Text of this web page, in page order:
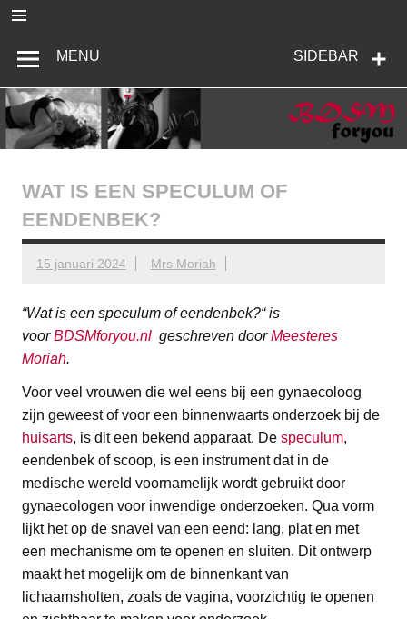
naar
inhoud
BDSMforyou
SIDEBAR
MENU
WAT IS EEN SPECULUM OF
EENDENBEK?
15 januari 2024 Mrs Moriah
“Wat is een speculum of eendenbek?“ is
voorBDSMforyou.nl geschreven doorMeesteres
Moriah.
Voor veel vrouwen die wel eens bij een gynaecoloog
zijn geweest of voor een binnenwaarts onderzoek bij de
huisarts, is dit een bekend apparaat. De speculum,
eendenbek of scoop, is een instrument dat in de
medische wereld voornamelijk wordt gebruikt door
gynaecologen voor inwendige onderzoeken. Qua vorm
lijkt het op de snavel van een eend: lang, plat en met
een mechanisme om te openen en sluiten. Dit ontwerp
maakt het mogelijk om de binnenkant van
lichaamsholten, zoals de vagina, voorzichtig te openen